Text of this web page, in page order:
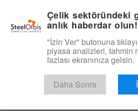
Ücretsiz
Çelik sektöründeki
anlık haberdar olun!
"İzin Ver" butonuna
piyasa analizleri, tahmin
fazlası ekranınıza gelsin.
Daha Sonra